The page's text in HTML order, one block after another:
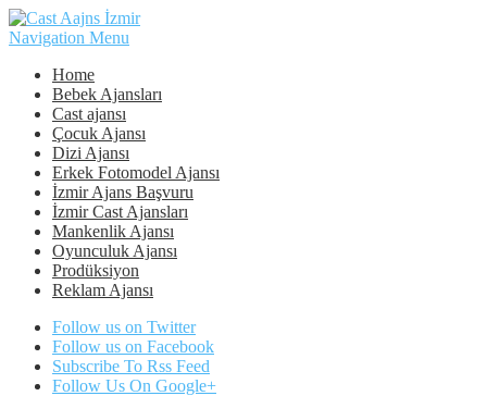
Navigation Menu
Home
Bebek Ajansları
Cast ajansı
Çocuk Ajansı
Dizi Ajansı
Erkek Fotomodel Ajansı
İzmir Ajans Başvuru
İzmir Cast Ajansları
Mankenlik Ajansı
Oyunculuk Ajansı
Prodüksiyon
Reklam Ajansı
Follow us on Twitter
Follow us on Facebook
Subscribe To Rss Feed
Follow Us On Google+